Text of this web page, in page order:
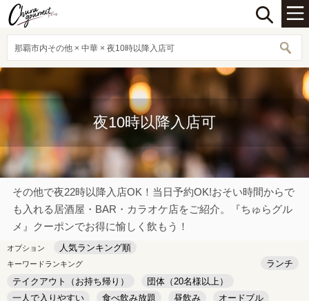
那覇市内その他 × 中華 × 夜10時以降入店可
夜10時以降入店可
その他で夜22時以降入店OK！当日予約OK!おそい時間からで
も入れる居酒屋・BAR・カラオケ店をご紹介。『ちゅらグル
メ』クーポンでお得に愉しく飲もう！
オプション 人気ランキング順
キーワードランキング
ランチ
テイクアウト（お持ち帰り）
団体（20名様以上）
一人で入りやすい
食べ飲み放題 昼飲み
オードブル